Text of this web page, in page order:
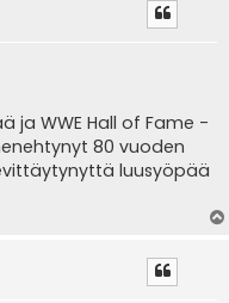
ja WWE Hall of Fame -
80 vuoden
luusyöpää